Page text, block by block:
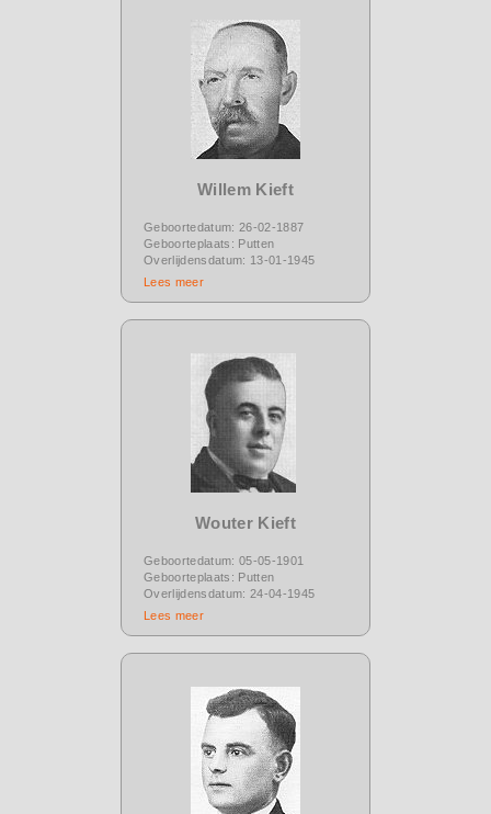
Willem Kieft
Geboortedatum: 26-02-1887
Geboorteplaats: Putten
Overlijdensdatum: 13-01-1945
Lees meer
Wouter Kieft
Geboortedatum: 05-05-1901
Geboorteplaats: Putten
Overlijdensdatum: 24-04-1945
Lees meer